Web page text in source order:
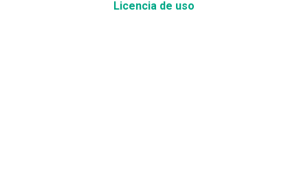
Licencia de uso